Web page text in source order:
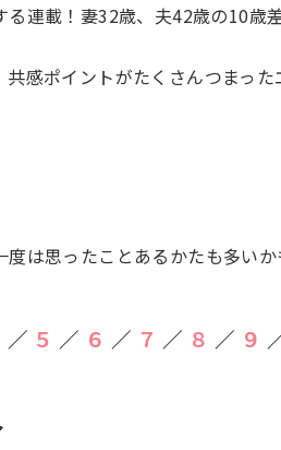
連載！妻32歳、夫42歳の10歳
感ポイントがたくさんつまっ
は思ったことあるかたも多いか
／ ５ ／ ６ ／ ７ ／ ８ ／ ９